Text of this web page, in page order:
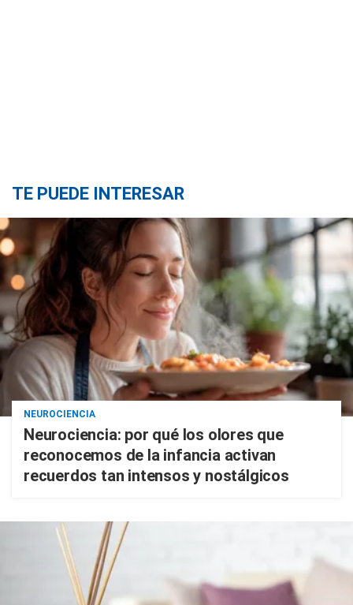
TE PUEDE INTERESAR
NEUROCIENCIA
Neurociencia: por qué los olores que
reconocemos de la infancia activan
recuerdos tan intensos y nostálgicos